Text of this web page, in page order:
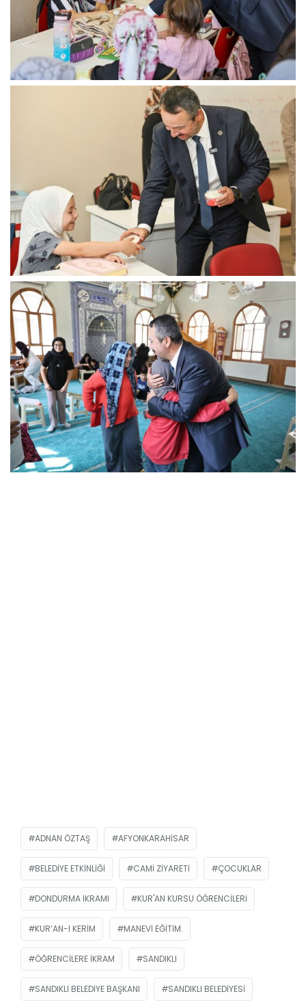
ADNAN ÖZTAŞ AFYONKARAHISAR
BELEDIYE ETKINLIĞI CAMI ZIYARETI ÇOCUKLAR
DONDURMA IKRAMI KUR'AN KURSU ÖĞRENCILERI
KUR’AN-I KERIM MANEVI EĞITIM.
ÖĞRENCILERE IKRAM SANDIKLI
SANDIKLI BELEDIYE BAŞKANI SANDIKLI BELEDIYESI